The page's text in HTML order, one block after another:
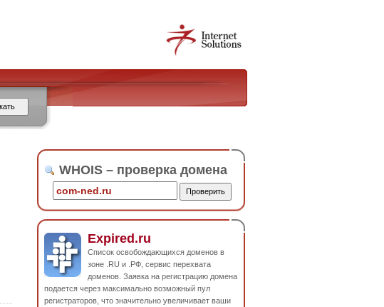
WHOIS – проверка домена
Expired.ru
Список освобождающихся доменов в
зоне .RU и .РФ, сервис перехвата
доменов. Заявка на регистрацию домена
подается через максимально возможный пул
регистраторов, что значительно увеличивает ваши